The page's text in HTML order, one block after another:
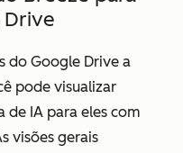
do Google Drive a
pode visualizar
de IA para eles com
visões gerais